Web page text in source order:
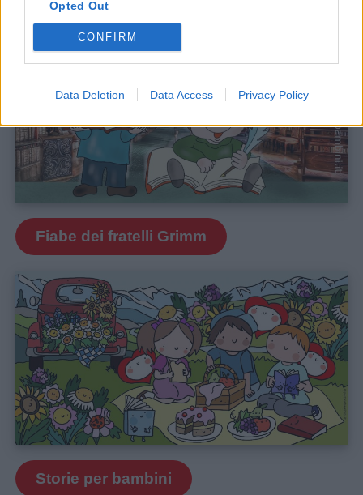
Opted Out
CONFIRM
Data Deletion Data Access Privacy Policy
Link
Fiabe dei fratelli Grimm
Storie per bambini